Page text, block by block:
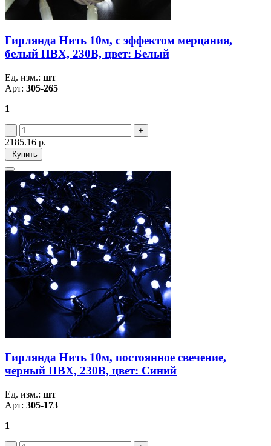
Гирлянда Нить 10м, с эффектом мерцания,
белый ПВХ, 230В, цвет: Белый
Ед. изм.: шт
Арт: 305-265
1
2185.16 р.
Купить
Гирлянда Нить 10м, постоянное свечение,
черный ПВХ, 230В, цвет: Синий
Ед. изм.: шт
Арт: 305-173
1